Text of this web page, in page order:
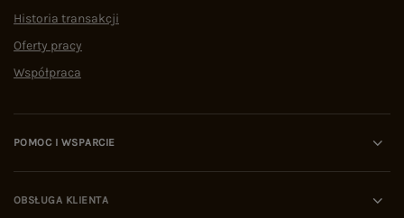
Historia transakcji
Oferty pracy
Współpraca
POMOC I WSPARCIE
OBSŁUGA KLIENTA